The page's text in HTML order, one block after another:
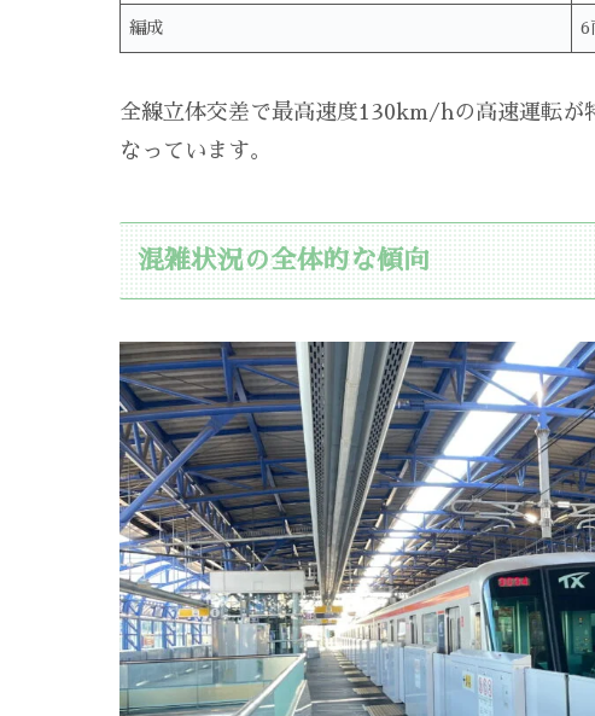
編成 6
全線立体交差で最高速度130km/hの高速運転が
なっています。
混雑状況の全体的な傾向